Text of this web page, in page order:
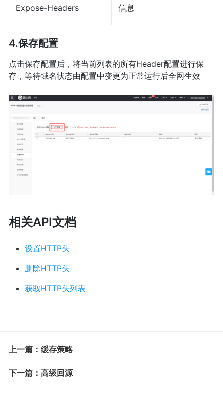
Expose-Headers
信息
4.保存配置
点击保存配置后，将当前列表的所有Header配置进行保
存，等待域名状态由配置中变更为正常运行后全网生效
相关API文档
设置HTTP头
删除HTTP头
获取HTTP头列表
上一篇：缓存策略
下一篇：高级回源